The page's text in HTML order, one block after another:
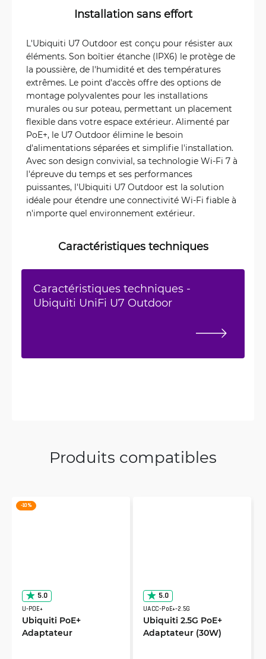
Installation sans effort
L'Ubiquiti U7 Outdoor est conçu pour résister aux
éléments. Son boîtier étanche (IPX6) le protège de
la poussière, de l'humidité et des températures
extrêmes. Le point d'accès offre des options de
montage polyvalentes pour les installations
murales ou sur poteau, permettant un placement
flexible dans votre espace extérieur. Alimenté par
PoE+, le U7 Outdoor élimine le besoin
d'alimentations séparées et simplifie l'installation.
Avec son design convivial, sa technologie Wi-Fi 7 à
l'épreuve du temps et ses performances
puissantes, l'Ubiquiti U7 Outdoor est la solution
idéale pour étendre une connectivité Wi-Fi fiable à
n'importe quel environnement extérieur.
Caractéristiques techniques
Caractéristiques techniques -
Ubiquiti UniFi U7 Outdoor
Produits compatibles
-10 %
5.0
U-POE+
Ubiquiti PoE+
Adaptateur
5.0
UACC-PoE+-2.5G
Ubiquiti 2.5G PoE+
Adaptateur (30W)